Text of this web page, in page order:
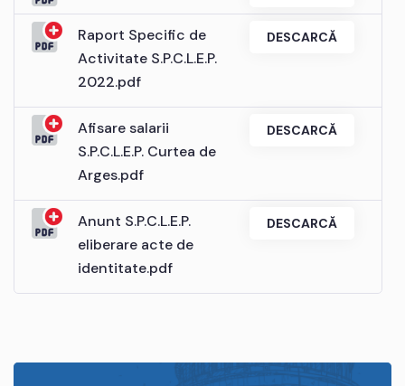
Raport Specific de
Activitate S.P.C.L.E.P.
2022.pdf
DESCARCĂ
Afisare salarii
S.P.C.L.E.P. Curtea de
Arges.pdf
DESCARCĂ
Anunt S.P.C.L.E.P.
eliberare acte de
identitate.pdf
DESCARCĂ